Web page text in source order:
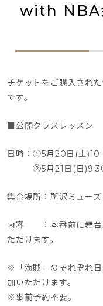
with NBA
チケットをご購入され
です。
■公開クラスレッスン
日時：①5月20日(土
②5月21日(日)9:30
集合場所：所沢ミュー
内容　　：本番前に舞
ただけます。
※「海賊」のそれぞれ
加いただけます。
※事前予約不要。